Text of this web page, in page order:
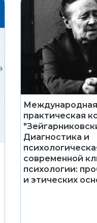
Международная
практическая
Диагностика и
современной
психологии:
и этических